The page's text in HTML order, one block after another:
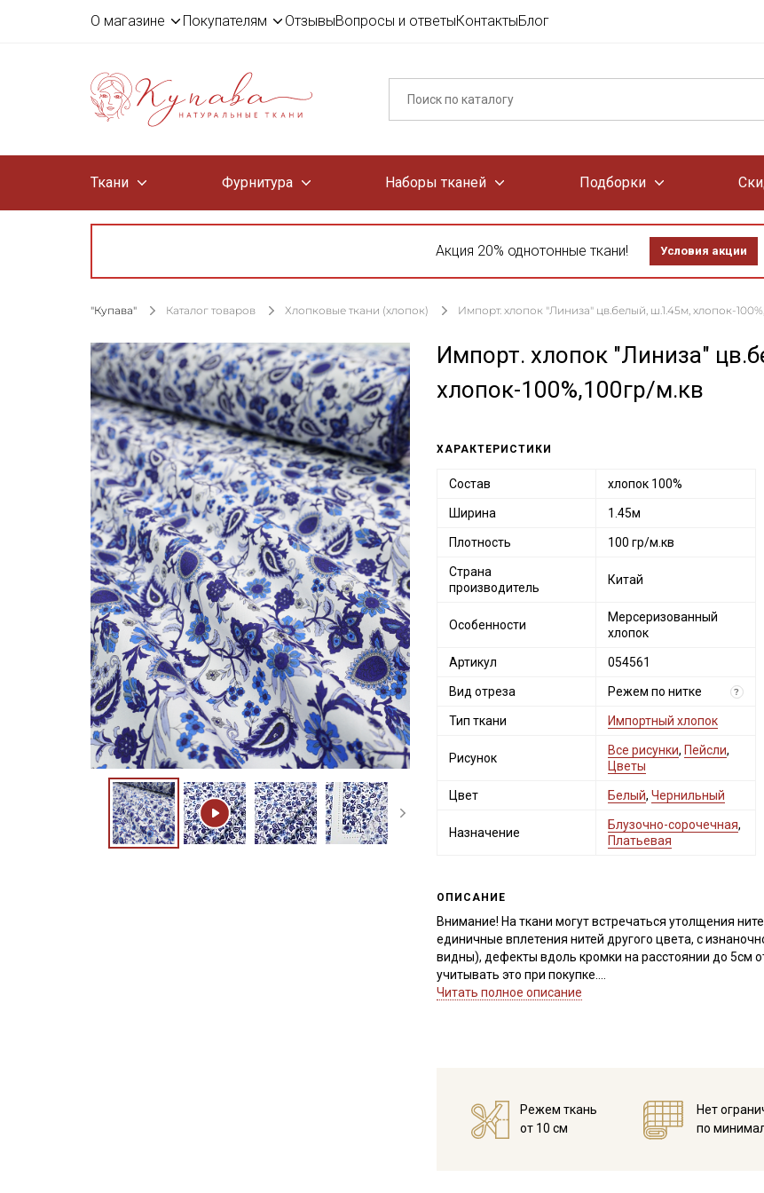
О магазине Покупателям ОтзывыВопросы и ответыКонтактыБлог
Ткани Фурнитура Наборы тканей Подборки
Акция 20% однотонные ткани! Условия акции
"Купава" Каталог товаров Хлопковые ткани (хлопок) Импорт. хлопок "Линиза" цв.белый, ш.1.45м, хлопок-
Импорт. хлопок "Линиза"
хлопок-100%,100гр/м.кв
ХАРАКТЕРИСТИКИ
Состав хлопок 100%
Ширина 1.45м
Плотность 100 гр/м.кв
Страна
производитель
Китай
Особенности
Мерсеризованный
хлопок
Артикул 054561
Вид отреза Режем по нитке ?
Тип ткани Импортный хлопок
Рисунок
Все рисунки, Пейсли,
Цветы
Цвет Белый, Чернильный
Назначение
Блузочно-сорочечная,
Платьевая
ОПИСАНИЕ
Внимание! На ткани могут встречаться утолщения
единичные вплетения нитей другого цвета, с
видны), дефекты вдоль кромки на расстоянии до 5см
учитывать это при покупке.
Ткань дает усадку до 5% и яркие расцветки
при температуре дальнейших стирок, не выше 40C,
Уход:
Читать полное описание
Режем ткань
от 10 см
Нет
по